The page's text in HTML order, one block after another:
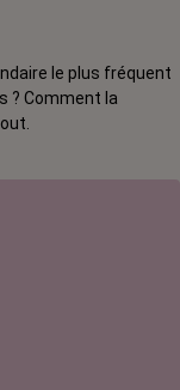
le plus fréquent
? Comment la